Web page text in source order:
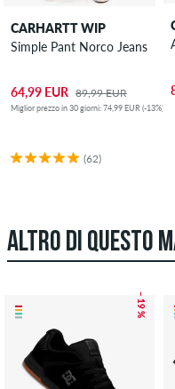
CARHARTT WIP
Simple Pant Norco Jeans
64,99 EUR 89,99 EUR
Miglior prezzo in 30 giorni: 74,99 EUR (-13%)
(62)
ALTRO DI QUESTO
– 19 %